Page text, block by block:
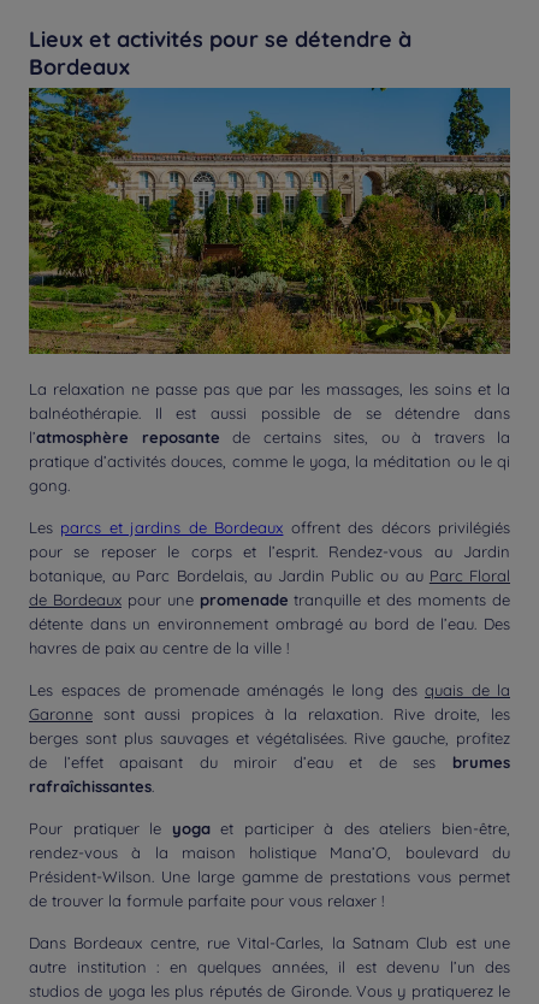
Lieux et activités pour se détendre à
Bordeaux
La relaxation ne passe pas que par les massages, les soins et la
balnéothérapie. Il est aussi possible de se détendre dans
l’atmosphère reposante de certains sites, ou à travers la
pratique d’activités douces, comme le yoga, la méditation ou le qi
gong.
Les parcs et jardins de Bordeaux offrent des décors privilégiés
pour se reposer le corps et l’esprit. Rendez-vous au Jardin
botanique, au Parc Bordelais, au Jardin Public ou au Parc Floral
de Bordeauxpour une promenadetranquille et des moments de
détente dans un environnement ombragé au bord de l’eau. Des
havres de paix au centre de la ville !
Les espaces de promenade aménagés le long des quais de la
Garonne sont aussi propices à la relaxation. Rive droite, les
berges sont plus sauvages et végétalisées. Rive gauche, profitez
de l’effet apaisant du miroir d’eau et de ses brumes
rafraîchissantes.
Pour pratiquer le yogaet participer à des ateliers bien-être,
rendez-vous à la maison holistique Mana’O, boulevard du
Président-Wilson. Une large gamme de prestations vous permet
de trouver la formule parfaite pour vous relaxer !
Dans Bordeaux centre, rue Vital-Carles, la Satnam Club est une
autre institution : en quelques années, il est devenu l’un des
studios de yoga les plus réputés de Gironde. Vous y pratiquerez le